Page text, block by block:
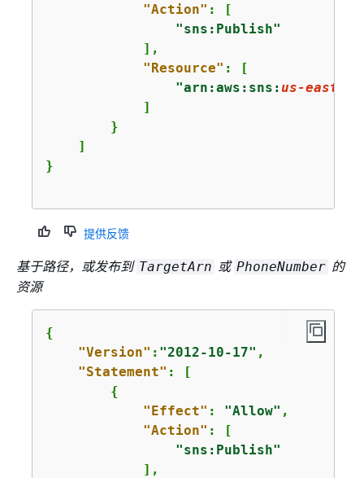
"Action" : [
"sns:Publish"
            ],
"Resource" : [
"arn:aws:sns:us-east-1
            ]
        }
    ]
}
提供反馈
基于路径，或发布到 TargetArn 或 PhoneNumber 的
资源
{
"Version" : "2012-10-17" ,
"Statement" : [
{
"Effect" : "Allow" ,
"Action" : [
"sns:Publish"
            ],